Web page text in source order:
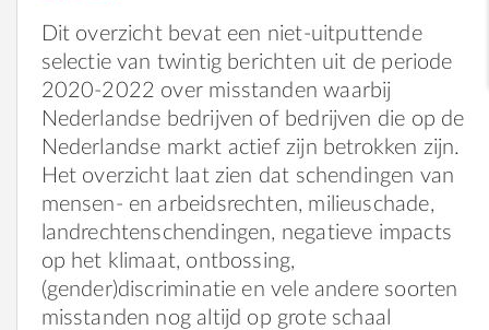
Dit overzicht bevat een niet-uitputtende
selectie van twintig berichten uit de periode
2020-2022 over misstanden waarbij
Nederlandse bedrijven of bedrijven die op de
Nederlandse markt actief zijn betrokken zijn.
Het overzicht laat zien dat schendingen van
mensen- en arbeidsrechten, milieuschade,
landrechtenschendingen, negatieve impacts
op het klimaat, ontbossing,
(gender)discriminatie en vele andere soorten
misstanden nog altijd op grote schaal